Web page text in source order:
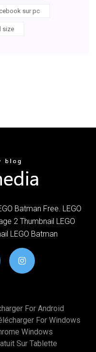
sur pc
size
Batman Free. LEGO
2 Thumbnail LEGO
LEGO Batman
For Android
For Windows
Windows
Sur Tablette